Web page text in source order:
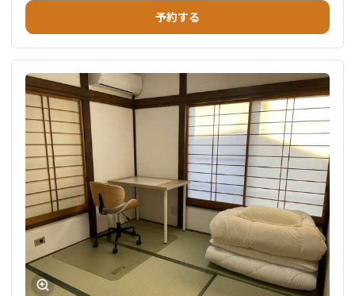
予約する